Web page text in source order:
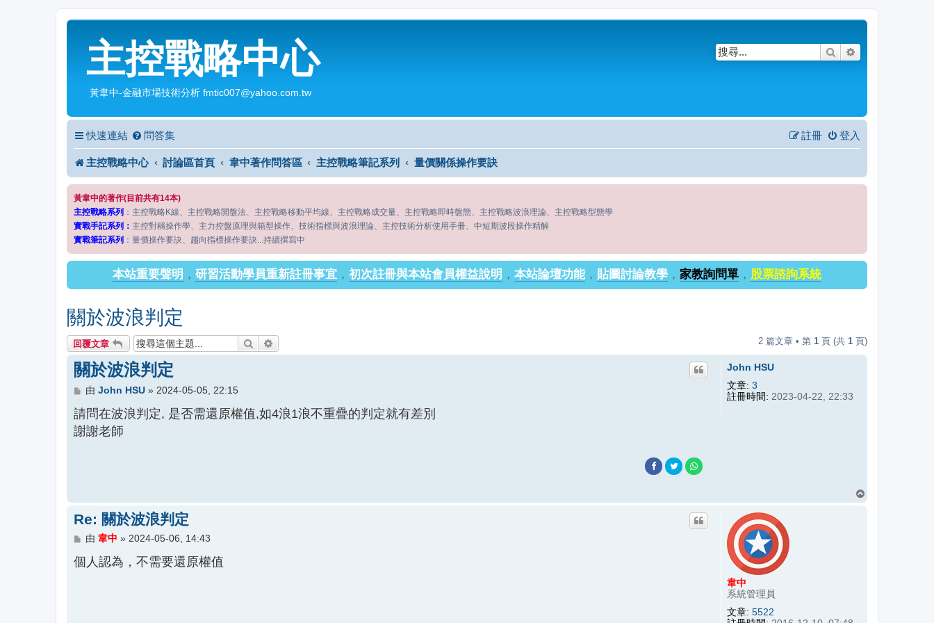
主控戰略中心
黃韋中-金融市場技術分析 fmtic007@yahoo.com.tw
搜尋
快速連結 問答集 登入
註冊
主控戰略中心 討論區首頁 韋中著作問答區 主控戰略筆記系列 量價關係操作要訣
黃韋中的著作(目前共有14本)
主控戰略系列 ：主控戰略K線、主控戰略開盤法、主控戰略移動平均線、主控戰略成交量、主控戰略即時盤態、主控戰略波浪理論、主控戰略型態學
實戰手記系列： 主控對稱操作學、主力控盤原理與箱型操作、技術指標與波浪理論、主控技術分析使用手冊、中短期波段操作精解
實戰筆記系列 ：量價操作要訣、趨向指標操作要訣...持續撰寫中
本站重要聲明 ， 研習活動學員重新註冊事宜 ， 初次註冊與本站會員權益說明 ， 本站論壇功能， 貼圖討論教學 ， 家教詢問單 ， 股票諮詢系統
關於波浪判定
回覆文章 搜尋 2 篇文章 • 第 1 頁 (共 1 頁)
John HSU
文章: 3
註冊時間: 2023-04-22, 22:33
關於波浪判定
文
由 John HSU» 2024-05-05, 22:15
請問在波浪判定, 是否需還原權值,如4浪1浪不重疊的判定就有差別
謝謝老師
韋中
系統管理員
文章: 5522
Re: 關於波浪判定
文
由 韋中 » 2024-05-06, 14:43
個人認為，不需要還原權值